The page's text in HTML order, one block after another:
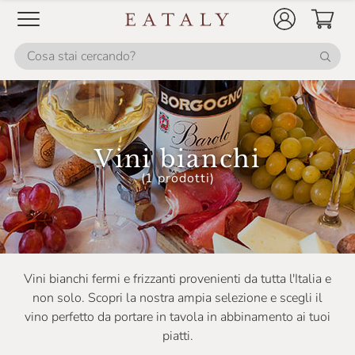
Vini bianchi
(1 prodotti)
Vini bianchi fermi e frizzanti provenienti da tutta l'Italia e
non solo. Scopri la nostra ampia selezione e scegli il
vino perfetto da portare in tavola in abbinamento ai tuoi
piatti.
Ciro Picariello
Citari
Collavini
Collestefano
Colombaio Di Cencio
Colonnara
Colpaola
Colterenzio
Conestabile Della Staffa
Conti Di Buscareto